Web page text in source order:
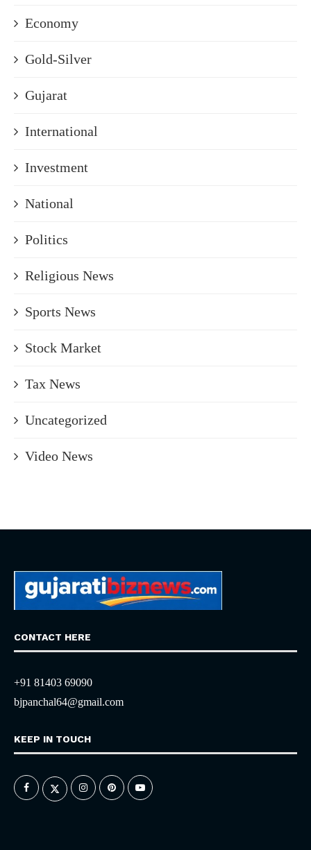
Economy
Gold-Silver
Gujarat
International
Investment
National
Politics
Religious News
Sports News
Stock Market
Tax News
Uncategorized
Video News
CONTACT HERE
+91 81403 69090
bjpanchal64@gmail.com
KEEP IN TOUCH